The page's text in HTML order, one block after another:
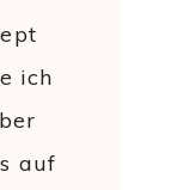
ich
auf